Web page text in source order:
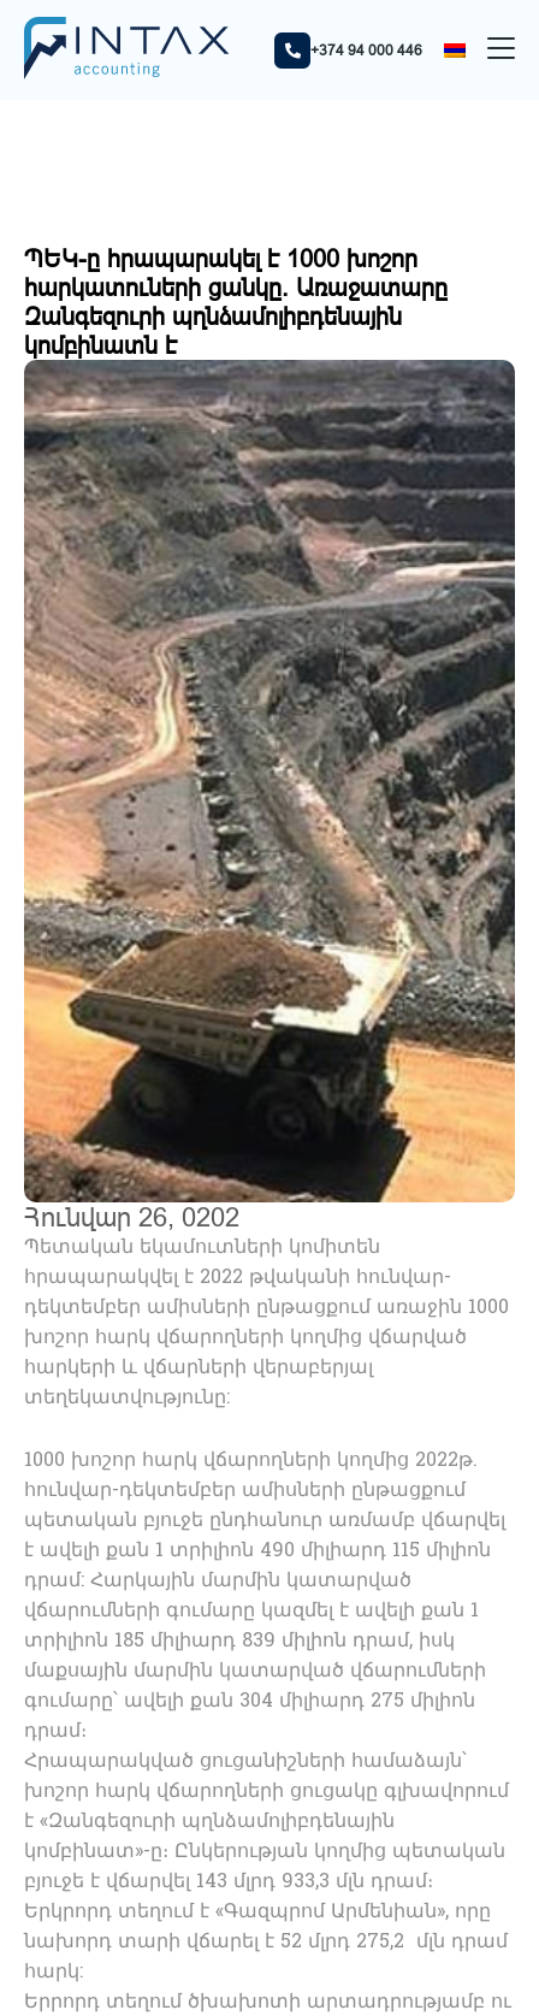
+374 94 000 446
ՊԵԿ-ը հրապարակել է 1000 խոշոր հարկատուների ցանկը.
Առաջատարը Զանգեզուրի պղնձամոլիբդենային կոմբինատն
է
ՊԵԿ-ը հրապարակել է 1000 խոշոր
հարկատուների ցանկը. Առաջատարը
Զանգեզուրի պղնձամոլիբդենային
կոմբինատն է
Հունվար 26, 0202
Պետական եկամուտների կոմիտեն
հրապարակվել է 2022 թվականի հունվար-
դեկտեմբեր ամիսների ընթացքում առաջին 1000
խոշոր հարկ վճարողների կողմից վճարված
հարկերի և վճարների վերաբերյալ
տեղեկատվությունը:
1000 խոշոր հարկ վճարողների կողմից 2022թ.
հունվար-դեկտեմբեր ամիսների ընթացքում
պետական բյուջե ընդհանուր առմամբ վճարվել
է ավելի քան 1 տրիլիոն 490 միլիարդ 115 միլիոն
դրամ: Հարկային մարմին կատարված
վճարումների գումարը կազմել է ավելի քան 1
տրիլիոն 185 միլիարդ 839 միլիոն դրամ, իսկ
մաքսային մարմին կատարված վճարումների
գումարը՝ ավելի քան 304 միլիարդ 275 միլիոն
դրամ։
Հրապարակված ցուցանիշների համաձայն՝
խոշոր հարկ վճարողների ցուցակը գլխավորում
է «Զանգեզուրի պղնձամոլիբդենային
կոմբինատ»-ը։ Ընկերության կողմից պետական
բյուջե է վճարվել 143 մլրդ 933,3 մլն դրամ։
Երկրորդ տեղում է «Գազպրոմ Արմենիան», որը
նախորդ տարի վճարել է 52 մլրդ 275,2 մլն դրամ
հարկ:
Երրորդ տեղում ծխախոտի արտադրությամբ ու